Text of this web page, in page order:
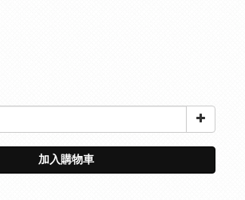
加入購物車